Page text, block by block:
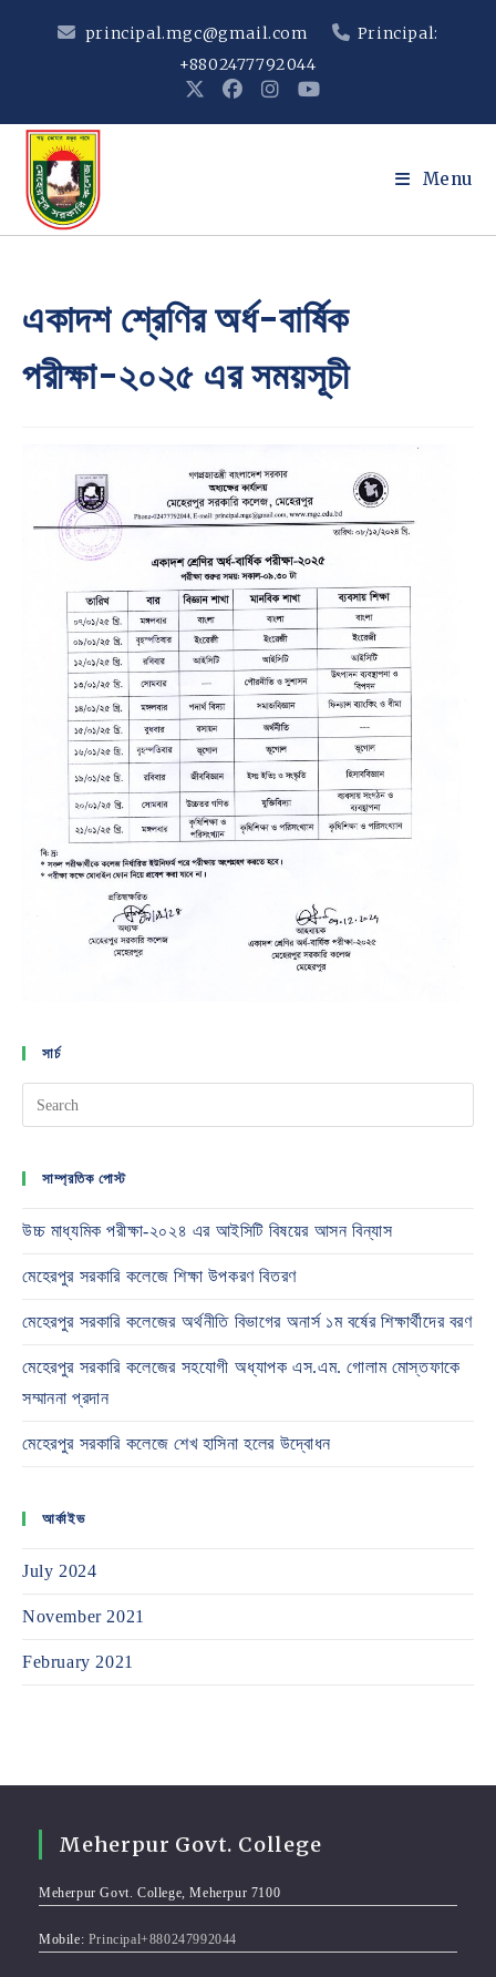
principal.mgc@gmail.com
Principal:
+8802477792044
Menu
একাদশ শ্রেণির অর্ধ-বার্ষিক
পরীক্ষা-২০২৫ এর সময়সূচী
সার্চ
সাম্প্রতিক পোস্ট
উচ্চ মাধ্যমিক পরীক্ষা-২০২৪ এর আইসিটি বিষয়ের আসন বিন্যাস
মেহেরপুর সরকারি কলেজে শিক্ষা উপকরণ বিতরণ
মেহেরপুর সরকারি কলেজের অর্থনীতি বিভাগের অনার্স ১ম বর্ষের শিক্ষার্থীদের বরণ
মেহেরপুর সরকারি কলেজের সহযোগী অধ্যাপক এস.এম. গোলাম মোস্তফাকে
সম্মাননা প্রদান
মেহেরপুর সরকারি কলেজে শেখ হাসিনা হলের উদ্বোধন
আর্কাইভ
July 2024
November 2021
February 2021
Meherpur Govt. College
Meherpur Govt. College, Meherpur 7100
Mobile: Principal+880247992044